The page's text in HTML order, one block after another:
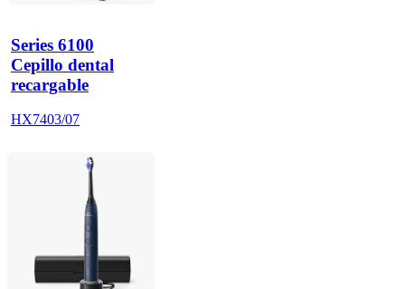
Series 6100
Cepillo dental
recargable
HX7403/07